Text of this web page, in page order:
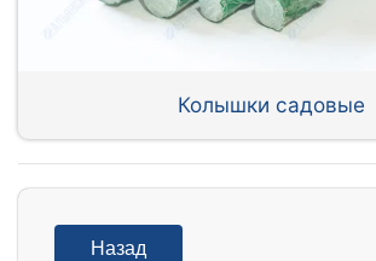
Колышки садовые
Назад